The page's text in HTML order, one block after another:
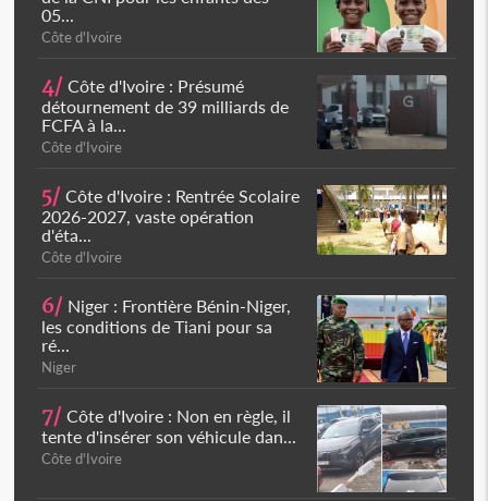
05...
Côte d'Ivoire
4/ Côte d'Ivoire : Présumé
détournement de 39 milliards de
FCFA à la...
Côte d'Ivoire
5/ Côte d'Ivoire : Rentrée Scolaire
2026-2027, vaste opération
d'éta...
Côte d'Ivoire
6/ Niger : Frontière Bénin-Niger,
les conditions de Tiani pour sa
ré...
Niger
7/ Côte d'Ivoire : Non en règle, il
tente d'insérer son véhicule dan...
Côte d'Ivoire